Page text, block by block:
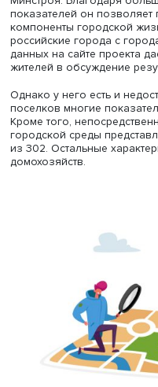
одиннадцати и
образом, ВЭБ-индекс
дополнением к
В него включены 302
до 100 баллов по
разработчики
городов — сравнивать
направлениям или
учетом ряда
кластерам с учетом
численности и
жителей. Такая
сравнивать города,
ВЭБ-индекс имеет ряд
Минстроя. Благодаря
показателей он
компоненты городской
российские города с
данных на сайте